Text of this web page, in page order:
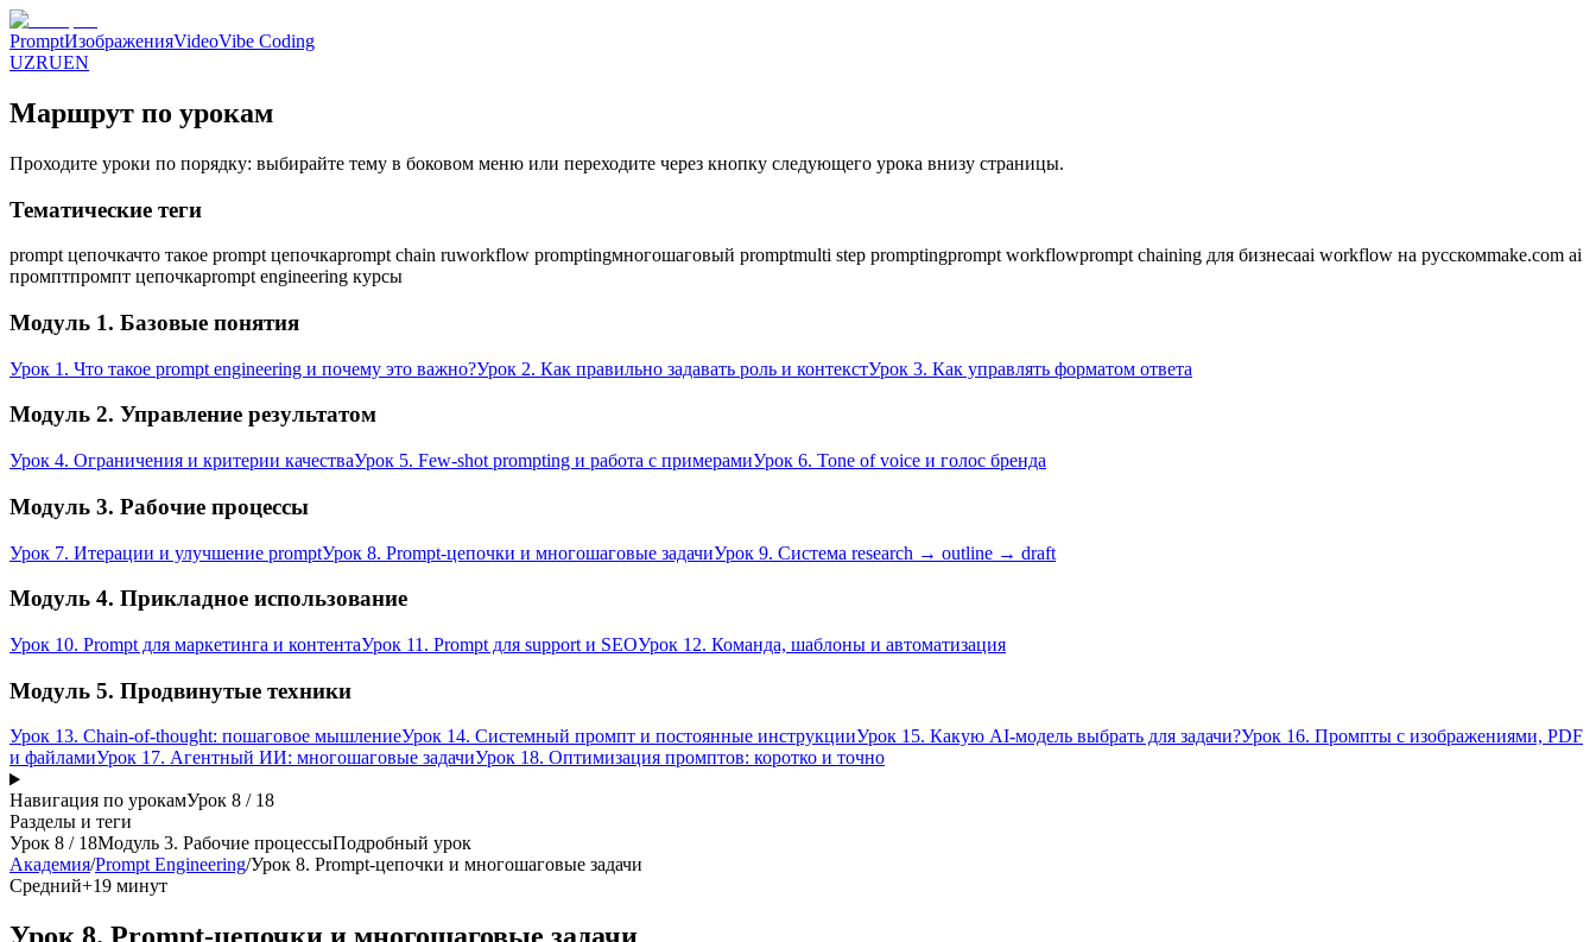
PromptИзображенияVideoVibe Coding
UZRUEN
Маршрут по урокам
Проходите уроки по порядку: выбирайте тему в боковом меню или переходите через кнопку следующего урока внизу страницы.
Тематические теги
prompt цепочкачто такое prompt цепочкаprompt chain ruworkflow promptingмногошаговый promptmulti step promptingprompt workflowprompt chaining для бизнесаai workflow на русскомmake.com ai
промптпромпт цепочкаprompt engineering курсы
Модуль 1. Базовые понятия
Урок 1. Что такое prompt engineering и почему это важно?Урок 2. Как правильно задавать роль и контекстУрок 3. Как управлять форматом ответа
Модуль 2. Управление результатом
Урок 4. Ограничения и критерии качестваУрок 5. Few-shot prompting и работа с примерамиУрок 6. Tone of voice и голос бренда
Модуль 3. Рабочие процессы
Урок 7. Итерации и улучшение promptУрок 8. Prompt-цепочки и многошаговые задачиУрок 9. Система research → outline → draft
Модуль 4. Прикладное использование
Урок 10. Prompt для маркетинга и контентаУрок 11. Prompt для support и SEOУрок 12. Команда, шаблоны и автоматизация
Модуль 5. Продвинутые техники
Урок 13. Chain-of-thought: пошаговое мышлениеУрок 14. Системный промпт и постоянные инструкцииУрок 15. Какую AI-модель выбрать для задачи?Урок 16. Промпты с изображениями, PDF
и файламиУрок 17. Агентный ИИ: многошаговые задачиУрок 18. Оптимизация промптов: коротко и точно
Навигация по урокамУрок 8 / 18
Разделы и теги
Урок 8 / 18Модуль 3. Рабочие процессыПодробный урок
Академия/Prompt Engineering/Урок 8. Prompt-цепочки и многошаговые задачи
Средний+19 минут